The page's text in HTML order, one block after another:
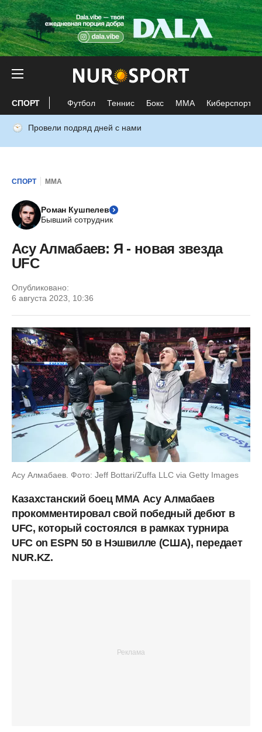
СПОРТ Футбол Теннис Бокс ММА Киберспорт
Провели подряд дней с нами
СПОРТ ММА
Роман Кушпелев
Бывший сотрудник
Асу Алмабаев: Я - новая звезда
UFC
Опубликовано:
6 августа 2023, 10:36
Асу Алмабаев. Фото: Jeff Bottari/Zuffa LLC via Getty Images
Казахстанский боец ММА Асу Алмабаев
прокомментировал свой победный дебют в
UFC, который состоялся в рамках турнира
UFC on ESPN 50 в Нэшвилле (США), передает
NUR.KZ.